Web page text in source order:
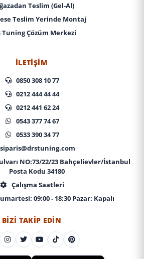
Teslim (Gel-Al)
Teslim Yerinde Montaj
Tuning Çözüm Merkezi
İLETIŞIM
0850 308 10 77
0212 444 44 44
0212 441 62 24
0543 377 74 67
0533 390 34 77
siparis@drstuning.com
NO:73/22/23 Bahçelievler/İstanbul
Posta Kodu 34180
Çalışma Saatleri
09:00 - 18:30 Pazar: Kapalı
BIZI TAKIP EDIN